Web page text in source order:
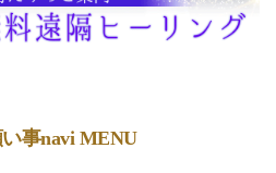
事navi MENU